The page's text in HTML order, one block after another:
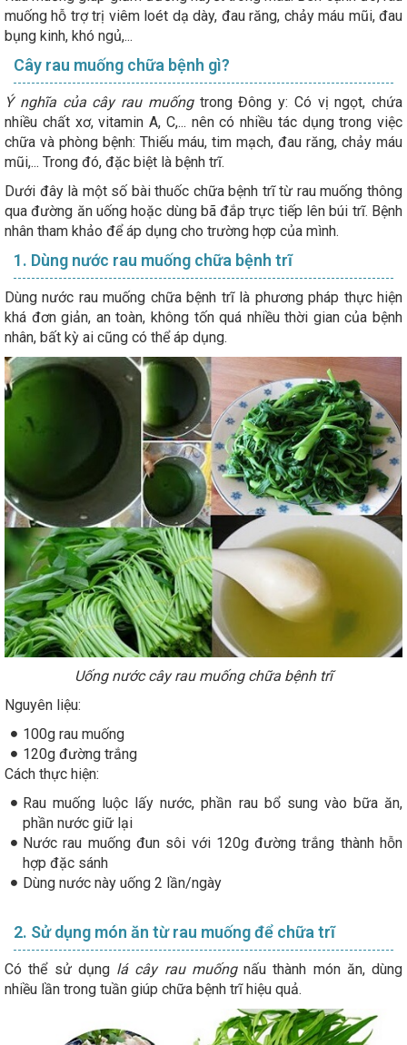
muống hỗ trợ trị viêm loét dạ dày, đau răng, chảy máu mũi, đau
bụng kinh, khó ngủ,...
Cây rau muống chữa bệnh gì?
Ý nghĩa của cây rau muốngtrong Đông y: Có vị ngọt, chứa
nhiều chất xơ, vitamin A, C,... nên có nhiều tác dụng trong việc
chữa và phòng bệnh: Thiếu máu, tim mạch, đau răng, chảy máu
mũi,... Trong đó, đặc biệt là bệnh trĩ.
Dưới đây là một số bài thuốc chữa bệnh trĩ từ rau muống thông
qua đường ăn uống hoặc dùng bã đắp trực tiếp lên búi trĩ. Bệnh
nhân tham khảo để áp dụng cho trường hợp của mình.
1. Dùng nước rau muống chữa bệnh trĩ
Dùng nước rau muống chữa bệnh trĩ là phương pháp thực hiện
khá đơn giản, an toàn, không tốn quá nhiều thời gian của bệnh
nhân, bất kỳ ai cũng có thể áp dụng.
Uống nước cây rau muống chữa bệnh trĩ
Nguyên liệu:
100g rau muống
120g đường trắng
Cách thực hiện:
Rau muống luộc lấy nước, phần rau bổ sung vào bữa ăn,
phần nước giữ lại
Nước rau muống đun sôi với 120g đường trắng thành hỗn
hợp đặc sánh
Dùng nước này uống 2 lần/ngày
2. Sử dụng món ăn từ rau muống để chữa trĩ
Có thể sử dụng lá cây rau muốngnấu thành món ăn, dùng
nhiều lần trong tuần giúp chữa bệnh trĩ hiệu quả.